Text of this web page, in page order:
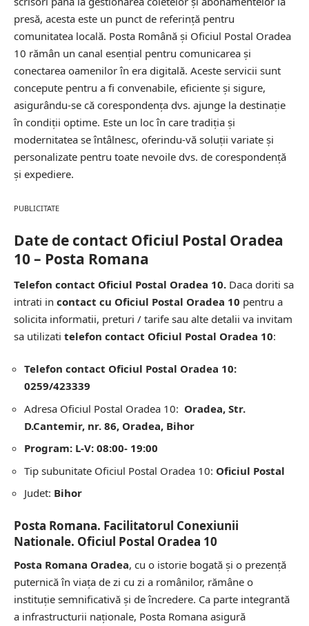
presă, acesta este un punct de referință pentru
comunitatea locală. Posta Română și Oficiul Postal Oradea
10 rămân un canal esențial pentru comunicarea și
conectarea oamenilor în era digitală. Aceste servicii sunt
concepute pentru a fi convenabile, eficiente și sigure,
asigurându-se că corespondența dvs. ajunge la destinație
în condiții optime. Este un loc în care tradiția și
modernitatea se întâlnesc, oferindu-vă soluții variate și
personalizate pentru toate nevoile dvs. de corespondență
și expediere.
PUBLICITATE
Date de contact Oficiul Postal Oradea
10 – Posta Romana
Telefon contact Oficiul Postal Oradea 10. Daca doriti sa
intrati in contact cu Oficiul Postal Oradea 10 pentru a
solicita informatii, preturi / tarife sau alte detalii va invitam
sa utilizati telefon contact Oficiul Postal Oradea 10:
Telefon contact Oficiul Postal Oradea 10:
0259/423339
Adresa Oficiul Postal Oradea 10: Oradea, Str.
D.Cantemir, nr. 86, Oradea, Bihor
Program: L-V: 08:00- 19:00
Tip subunitate Oficiul Postal Oradea 10: Oficiul Postal
Judet: Bihor
Posta Romana. Facilitatorul Conexiunii
Nationale. Oficiul Postal Oradea 10
Posta Romana Oradea, cu o istorie bogată și o prezență
puternică în viața de zi cu zi a românilor, rămâne o
instituție semnificativă și de încredere. Ca parte integrantă
a infrastructurii naționale, Posta Romana asigură